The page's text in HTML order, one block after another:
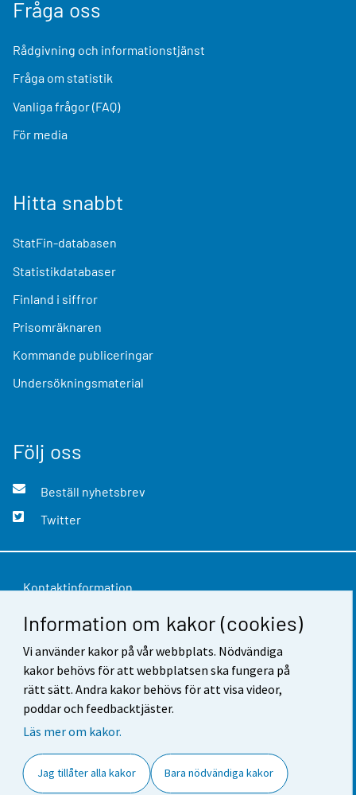
Information om kakor (cookies)
Vi använder kakor på vår webbplats. Nödvändiga
kakor behövs för att webbplatsen ska fungera på
rätt sätt. Andra kakor behövs för att visa videor,
poddar och feedbacktjäster.
Läs mer om kakor.
Jag tillåter alla kakor Bara nödvändiga kakor
Fråga oss
Rådgivning och informationstjänst
Fråga om statistik
Vanliga frågor (FAQ)
För media
Hitta snabbt
StatFin-databasen
Statistikdatabaser
Finland i siffror
Prisomräknaren
Kommande publiceringar
Undersökningsmaterial
Följ oss
Beställ nyhetsbrev
Twitter
Kontaktinformation
Respons
Användarvillkor
Dataskydd
Tillgänglighet
Cookie-inställningar